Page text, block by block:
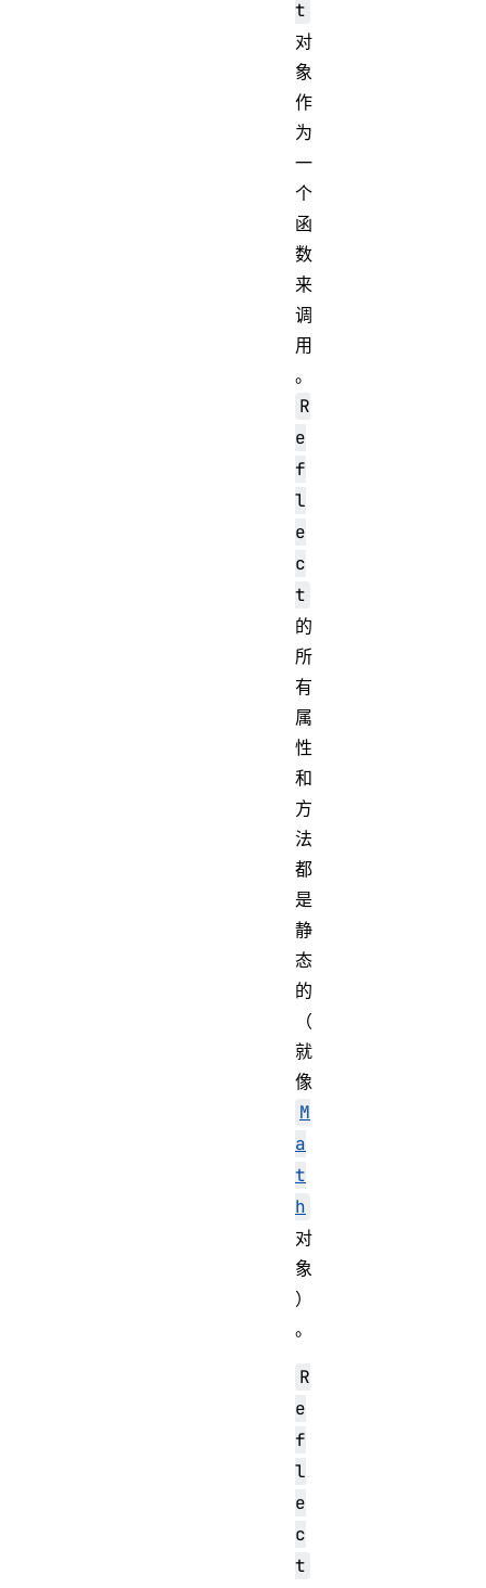
t
对
象
作
为
一
个
函
数
来
调
用
。
R
e
f
l
e
c
t
的
所
有
属
性
和
方
法
都
是
静
态
的
（
就
像
M
a
t
h
对
象
）
。
R
e
f
l
e
c
t